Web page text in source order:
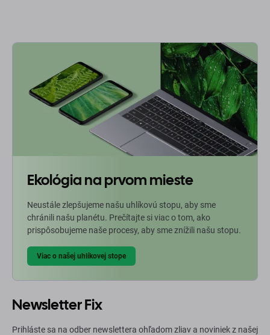
Ekológia na prvom mieste
Neustále zlepšujeme našu uhlíkovú stopu, aby sme
chránili našu planétu. Prečítajte si viac o tom, ako
prispôsobujeme naše procesy, aby sme znížili našu stopu.
Viac o našej uhlíkovej stope
Newsletter Fix
Prihláste sa na odber newslettera ohľadom zliav a noviniek z našej